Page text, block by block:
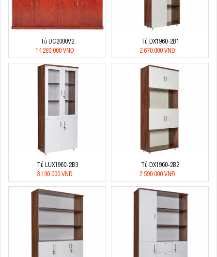
Tủ DC2000V2
14.280.000 VNĐ
Tủ DX1960-2B1
2.670.000 VNĐ
Tủ LUX1960-2B3
3.190.000 VNĐ
Tủ DX1960-2B2
2.590.000 VNĐ